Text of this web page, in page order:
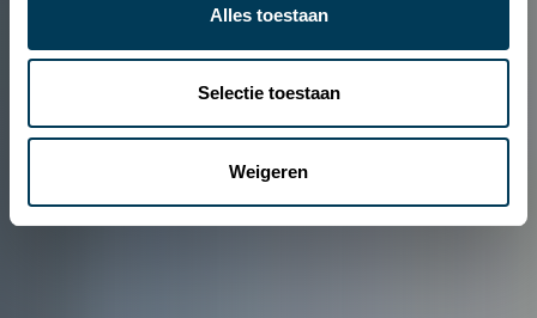
Alles toestaan
Selectie toestaan
Weigeren